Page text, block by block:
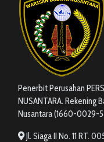
Penerbit Perusahan
NUSANTARA. Rekening
Nusantara (1660-0029-
Jl. Siaga II No. 11 RT.